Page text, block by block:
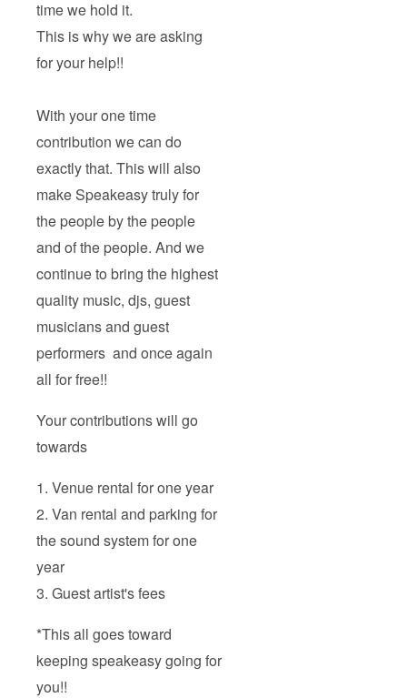
time we hold it.
This is why we are asking
for your help!!
With your one time
contribution we can do
exactly that. This will also
make Speakeasy truly for
the people by the people
and of the people. And we
continue to bring the highest
quality music, djs, guest
musicians and guest
performers and once again
all for free!!
Your contributions will go
towards
1. Venue rental for one year
2. Van rental and parking for
the sound system for one
year
3. Guest artist's fees
*This all goes toward
keeping speakeasy going for
you!!